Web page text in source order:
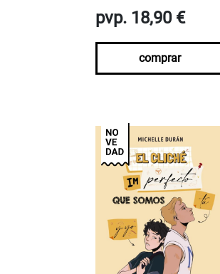
pvp. 18,90 €
comprar